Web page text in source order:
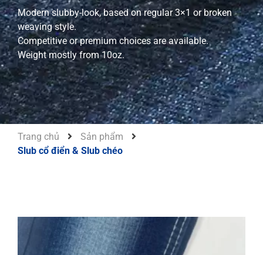
Modern slubby-look, based on regular 3×1 or broken
weaving style.
Competitive or premium choices are available.
Weight mostly from 10oz.
Trang chủ
Sản phẩm
Slub cổ điển & Slub chéo